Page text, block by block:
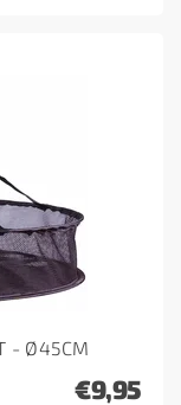
- Ø45CM
€9,95